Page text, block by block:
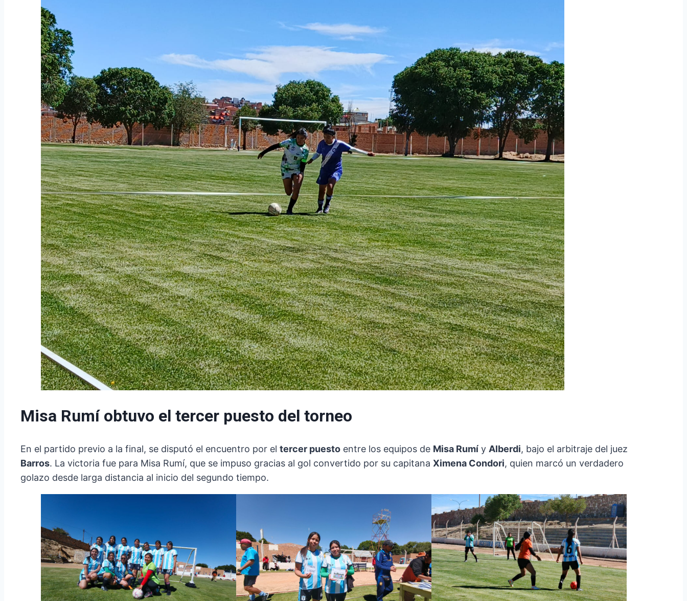
Misa Rumí obtuvo el tercer puesto del torneo
En el partido previo a la final, se disputó el encuentro por el tercer puesto entre los equipos de Misa Rumí y Alberdi, bajo el arbitraje del juez
Barros. La victoria fue para Misa Rumí, que se impuso gracias al gol convertido por su capitana Ximena Condori, quien marcó un verdadero
golazo desde larga distancia al inicio del segundo tiempo.